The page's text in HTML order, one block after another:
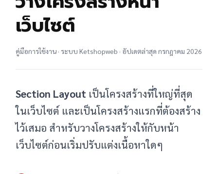
เว็บไซต์
คู่มือการใช้งาน · ระบบ Ketshopweb · อัปเดตล่าสุด กรกฎาคม 2026
Section Layout เป็นโครงสร้างที่ใหญ่ที่สุด
ในเว็บไซต์ และเป็นโครงสร้างแรกที่ต้องสร้าง
ไว้เสมอ สำหรับวางโครงสร้างให้กับหน้า
เว็บไซต์ก่อนเริ่มปรับแต่งเนื้อหาใดๆ